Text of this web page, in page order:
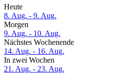
Heute
8. Aug. - 9. Aug.
Morgen
9. Aug. - 10. Aug.
Nächstes Wochenende
14. Aug. - 16. Aug.
In zwei Wochen
21. Aug. - 23. Aug.